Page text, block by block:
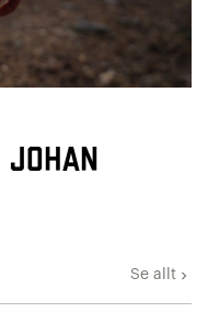
Se allt keyboard_arrow_right